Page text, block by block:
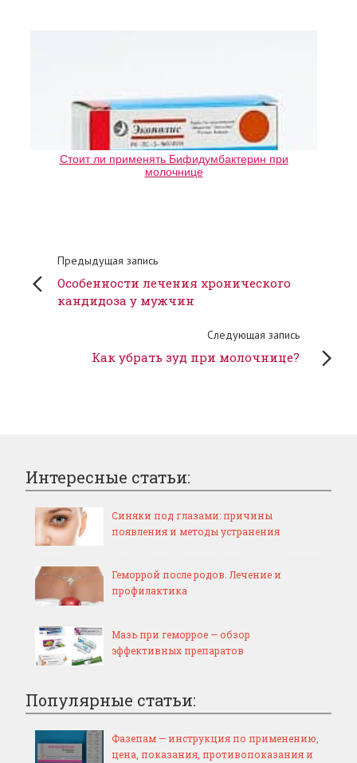
Стоит ли применять Бифидумбактерин при
молочнице
Предыдущая запись
Особенности лечения хронического
кандидоза у мужчин
Следующая запись
Как убрать зуд при молочнице?
Интересные статьи:
Синяки под глазами: причины
появления и методы устранения
Геморрой после родов. Лечение и
профилактика
Мазь при геморрое — обзор
эффективных препаратов
Популярные статьи:
Фазепам — инструкция по применению,
цена, показания, противопоказания и